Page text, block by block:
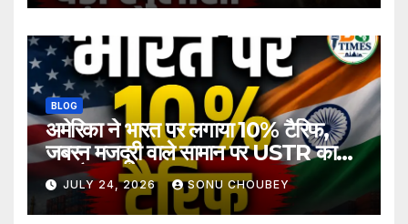
BLOG
अमेरिका ने भारत पर लगाया 10% टैरिफ,
जबरन मजदूरी वाले सामान पर USTR का
बड़ा फैसला
JULY 24, 2026 SONU CHOUBEY